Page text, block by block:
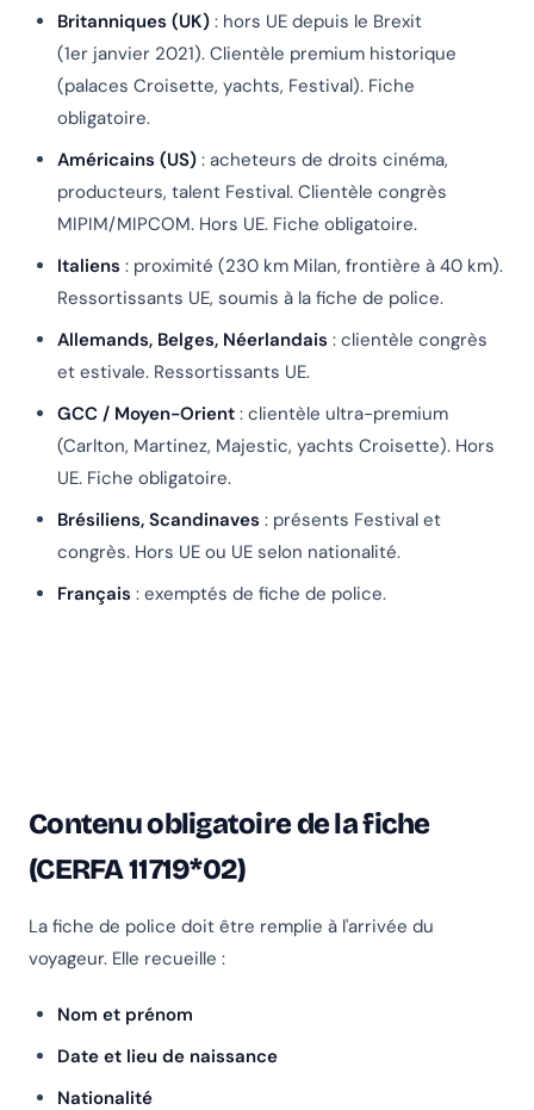
Britanniques (UK) : hors UE depuis le Brexit
(1er janvier 2021). Clientèle premium historique
(palaces Croisette, yachts, Festival). Fiche
obligatoire.
Américains (US) : acheteurs de droits cinéma,
producteurs, talent Festival. Clientèle congrès
MIPIM/MIPCOM. Hors UE. Fiche obligatoire.
Italiens : proximité (230 km Milan, frontière à 40 km).
Ressortissants UE, soumis à la fiche de police.
Allemands, Belges, Néerlandais : clientèle congrès
et estivale. Ressortissants UE.
GCC / Moyen-Orient : clientèle ultra-premium
(Carlton, Martinez, Majestic, yachts Croisette). Hors
UE. Fiche obligatoire.
Brésiliens, Scandinaves : présents Festival et
congrès. Hors UE ou UE selon nationalité.
Français : exemptés de fiche de police.
Contenu obligatoire de la fiche
(CERFA 11719*02)
La fiche de police doit être remplie à l'arrivée du
voyageur. Elle recueille :
Nom et prénom
Date et lieu de naissance
Nationalité